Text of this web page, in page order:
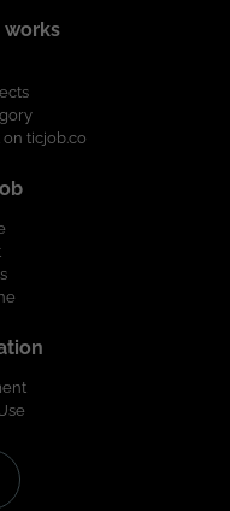
works
ticjob.co